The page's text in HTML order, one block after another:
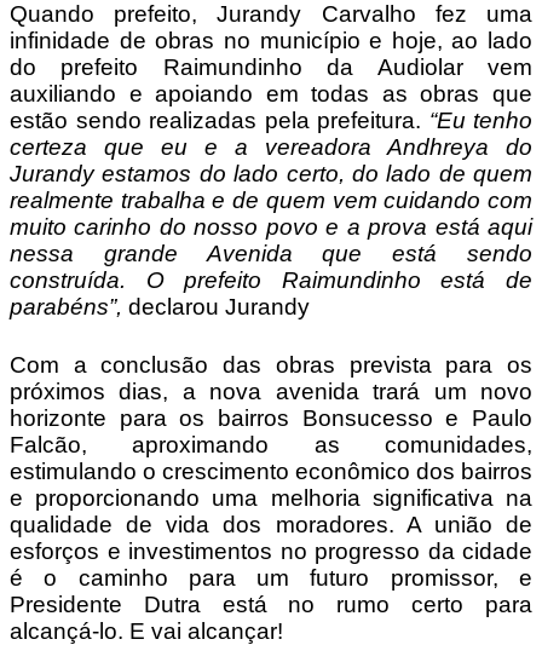
Quando prefeito, Jurandy Carvalho fez uma
infinidade de obras no município e hoje, ao lado
do prefeito Raimundinho da Audiolar vem
auxiliando e apoiando em todas as obras que
estão sendo realizadas pela prefeitura. “Eu tenho
certeza que eu e a vereadora Andhreya do
Jurandy estamos do lado certo, do lado de quem
realmente trabalha e de quem vem cuidando com
muito carinho do nosso povo e a prova está aqui
nessa grande Avenida que está sendo
construída. O prefeito Raimundinho está de
parabéns”, declarou Jurandy
Com a conclusão das obras prevista para os
próximos dias, a nova avenida trará um novo
horizonte para os bairros Bonsucesso e Paulo
Falcão, aproximando as comunidades,
estimulando o crescimento econômico dos bairros
e proporcionando uma melhoria significativa na
qualidade de vida dos moradores. A união de
esforços e investimentos no progresso da cidade
é o caminho para um futuro promissor, e
Presidente Dutra está no rumo certo para
alcançá-lo. E vai alcançar!